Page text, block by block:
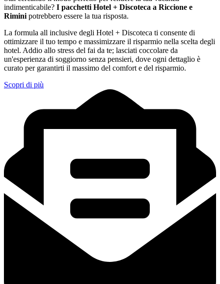
indimenticabile? I pacchetti Hotel + Discoteca a Riccione e
Rimini potrebbero essere la tua risposta.
La formula all inclusive degli Hotel + Discoteca ti consente di
ottimizzare il tuo tempo e massimizzare il risparmio nella scelta degli
hotel. Addio allo stress del fai da te; lasciati coccolare da
un'esperienza di soggiorno senza pensieri, dove ogni dettaglio è
curato per garantirti il massimo del comfort e del risparmio.
Scopri di più